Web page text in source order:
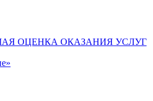
ОЦЕНКА ОКАЗАНИЯ УСЛУГ